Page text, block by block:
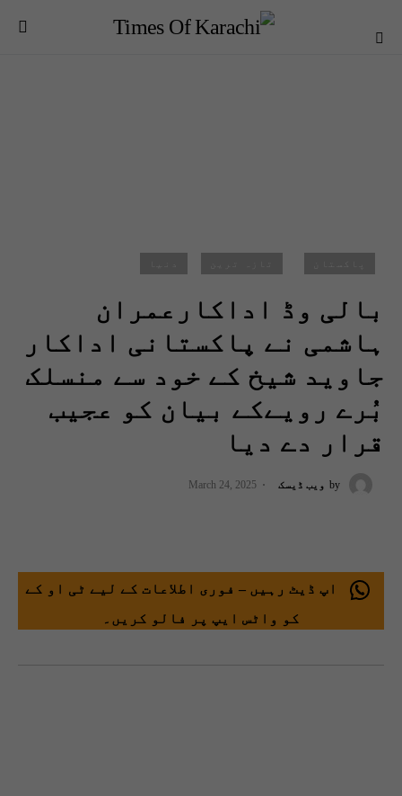
بالی وڈ اداکارعمران
ہاشمی نے پاکستانی اداکار
جاوید شیخ کے خود سے منسلک
بُرے رویےکے بیان کو عجیب
قرار دے دیا
by ویب ڈیسک March 24, 2025
اپ ڈیٹ رہیں – فوری اطلاعات کے لیے ٹی او کے
کو واٹس ایپ پر فالو کریں۔